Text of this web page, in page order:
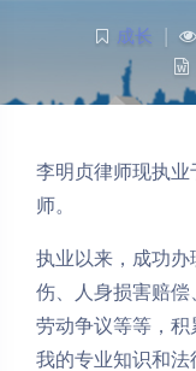
成长 |
李明贞律师现执
师。
执业以来，成功
伤、人身损害赔偿
劳动争议等等，积
我的专业知识和